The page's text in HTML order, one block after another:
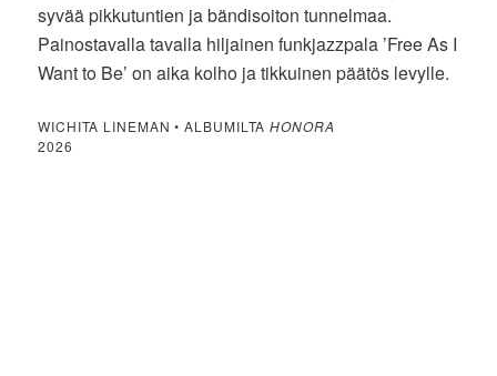
syvää pikkutuntien ja bändisoiton tunnelmaa.
Painostavalla tavalla hiljainen funkjazzpala ’Free As I
Want to Be’ on aika kolho ja tikkuinen päätös levylle.
WICHITA LINEMAN • ALBUMILTAHONORA
2026